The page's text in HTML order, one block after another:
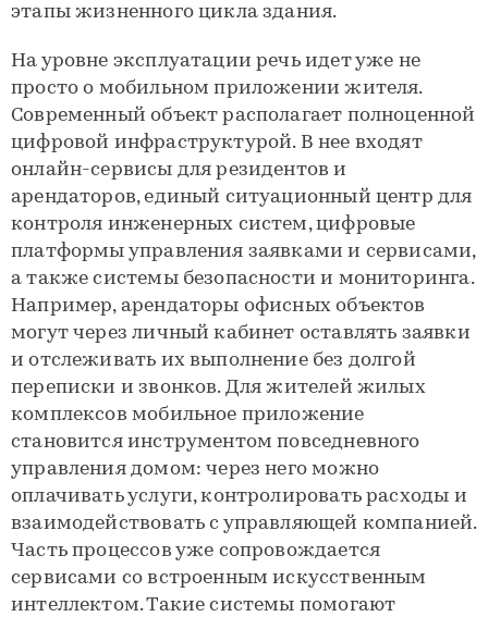
этапы жизненного цикла здания.
На уровне эксплуатации речь идет уже не
просто о мобильном приложении жителя.
Современный объект располагает полноценной
цифровой инфраструктурой. В нее входят
онлайн-сервисы для резидентов и
арендаторов, единый ситуационный центр для
контроля инженерных систем, цифровые
платформы управления заявками и сервисами,
а также системы безопасности и мониторинга.
Например, арендаторы офисных объектов
могут через личный кабинет оставлять заявки
и отслеживать их выполнение без долгой
переписки и звонков. Для жителей жилых
комплексов мобильное приложение
становится инструментом повседневного
управления домом: через него можно
оплачивать услуги, контролировать расходы и
взаимодействовать с управляющей компанией.
Часть процессов уже сопровождается
сервисами со встроенным искусственным
интеллектом. Такие системы помогают